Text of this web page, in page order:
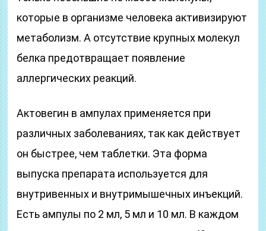
которые в организме человека активизируют
метаболизм. А отсутствие крупных молекул
белка предотвращает появление
аллергических реакций.
Актовегин в ампулах применяется при
различных заболеваниях, так как действует
он быстрее, чем таблетки. Эта форма
выпуска препарата используется для
внутривенных и внутримышечных инъекций.
Есть ампулы по 2 мл, 5 мл и 10 мл. В каждом